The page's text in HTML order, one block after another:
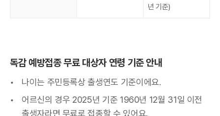
년 기준)
독감 예방접종 무료 대상자 연령 기준 안내
나이는 주민등록상 출생연도 기준이에요.
어르신의 경우 2025년 기준 1960년 12월 31일 이전
출생자라면 무료로 접종할 수 있어요.